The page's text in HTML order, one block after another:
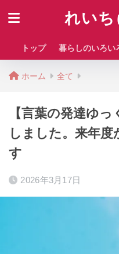
れいち
トップ 暮らしのいろい
ホーム 全て
【言葉の発達ゆ
しました。来年度
す
2026年3月17日